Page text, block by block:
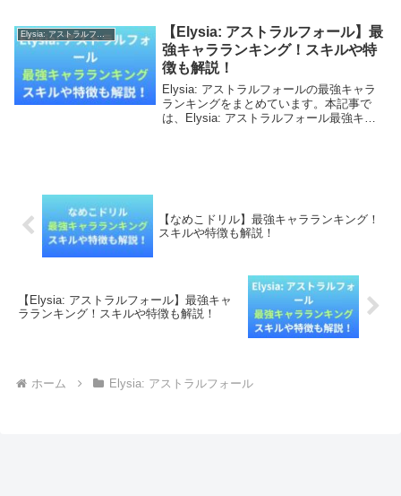
フォールのリセマラは必要？...
Elysia: アストラルフォール
【Elysia: アストラルフォール】最
強キャラランキング！スキルや特
徴も解説！
Elysia: アストラルフォールの最強キャラ
ランキングをまとめています。本記事で
は、Elysia: アストラルフォール最強キャ
【なめこドリル】最強キャラランキング！
スキルや特徴も解説！
【Elysia: アストラルフォール】最強キャ
ラランキング！スキルや特徴も解説！
ホーム Elysia: アストラルフォール